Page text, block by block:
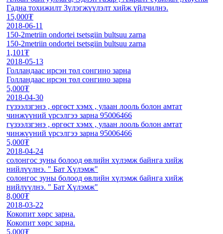
Гадна тохижилт Зүлэгжүүлэлт хийж үйлчилнэ.
15,000₮
2018-06-11
150-2metriin ondortei tsetsgiin bultsuu zarna
150-2metriin ondortei tsetsgiin bultsuu zarna
1,101₮
2018-05-13
Голландаас ирсэн төл сонгино зарна
Голландаас ирсэн төл сонгино зарна
5,000₮
2018-04-30
гүзээлзгэнэ , өргөст хэмх , улаан лооль болон амтат
чинжүүний үрсэлгээ зaрна 95006466
гүзээлзгэнэ , өргөст хэмх , улаан лооль болон амтат
чинжүүний үрсэлгээ зaрна 95006466
5,000₮
2018-04-24
солонгос зуны болоод өвлийн хүлэмж байнга хийж
нийлүүлнэ. " Бат Хүлэмж"
солонгос зуны болоод өвлийн хүлэмж байнга хийж
нийлүүлнэ. " Бат Хүлэмж"
8,000₮
2018-03-22
Кокопит хөрс зарна.
Кокопит хөрс зарна.
5,000₮